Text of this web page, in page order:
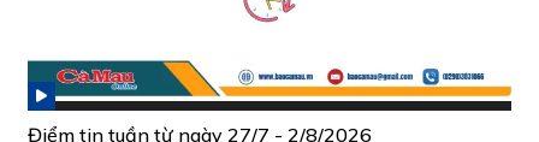
Điểm tin tuần từ ngày 27/7 - 2/8/2026